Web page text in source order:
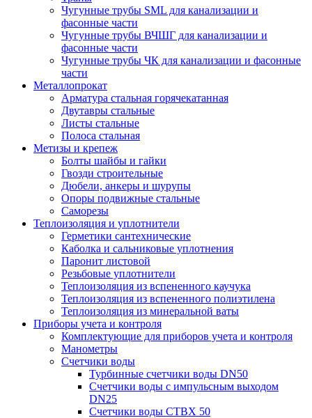
Чугунные трубы SML для канализации и
фасонные части
Чугунные трубы ВЧШГ для канализации и
фасонные части
Чугунные трубы ЧК для канализации и фасонные
части
Металлопрокат
Арматура стальная горячекатанная
Двутавры стальные
Листы стальные
Полоса стальная
Метизы и крепеж
Болты шайбы и гайки
Гвозди строительные
Дюбели, анкеры и шурупы
Опоры подвижные стальные
Саморезы
Теплоизоляция и уплотнители
Герметики сантехнические
Каболка и сальниковые уплотнения
Паронит листовой
Резьбовые уплотнители
Теплоизоляция из вспененного каучука
Теплоизоляция из вспененного полиэтилена
Теплоизоляция из минеральной ваты
Приборы учета и контроля
Комплектующие для приборов учета и контроля
Манометры
Счетчики воды
Турбинные счетчики воды DN50
Счетчики воды с импульсным выходом
DN25
Счетчики воды СТВХ 50